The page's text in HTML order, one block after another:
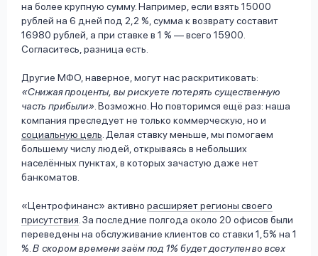
на более крупную сумму. Например, если взять 15000
рублей на 6 дней под 2,2 %, сумма к возврату составит
16980 рублей, а при ставке в 1 % — всего 15900.
Согласитесь, разница есть.
Другие МФО, наверное, могут нас раскритиковать:
«Снижая проценты, вы рискуете потерять существенную
часть прибыли». Возможно. Но повторимся ещё раз: наша
компания преследует не только коммерческую, но и
социальную цель. Делая ставку меньше, мы помогаем
большему числу людей, открываясь в небольших
населённых пунктах, в которых зачастую даже нет
банкоматов.
«Центрофинанс» активно расширяет регионы своего
присутствия. За последние полгода около 20 офисов были
переведены на обслуживание клиентов со ставки 1,5% на 1
%.В скором времени заём под 1% будет доступен во всех